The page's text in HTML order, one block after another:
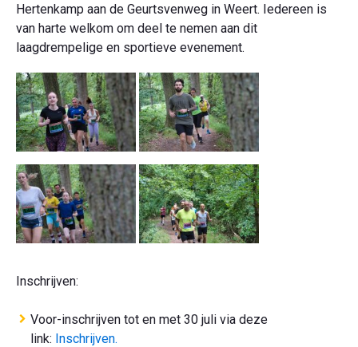
Hertenkamp aan de Geurtsvenweg in Weert. Iedereen is
van harte welkom om deel te nemen aan dit
laagdrempelige en sportieve evenement.
Inschrijven:
Voor-inschrijven tot en met 30 juli via deze
link: Inschrijven.